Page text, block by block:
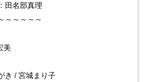
田名部真理
～～～～～
美
き / 宮城まり子